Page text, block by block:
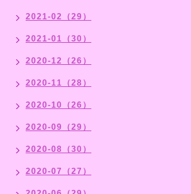
2021-02（29）
2021-01（30）
2020-12（26）
2020-11（28）
2020-10（26）
2020-09（29）
2020-08（30）
2020-07（27）